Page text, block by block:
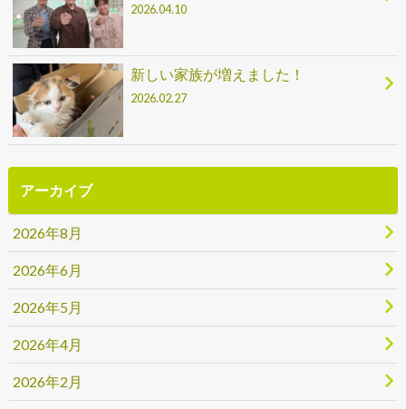
2026.04.10
新しい家族が増えました！
2026.02.27
アーカイブ
2026年8月
2026年6月
2026年5月
2026年4月
2026年2月